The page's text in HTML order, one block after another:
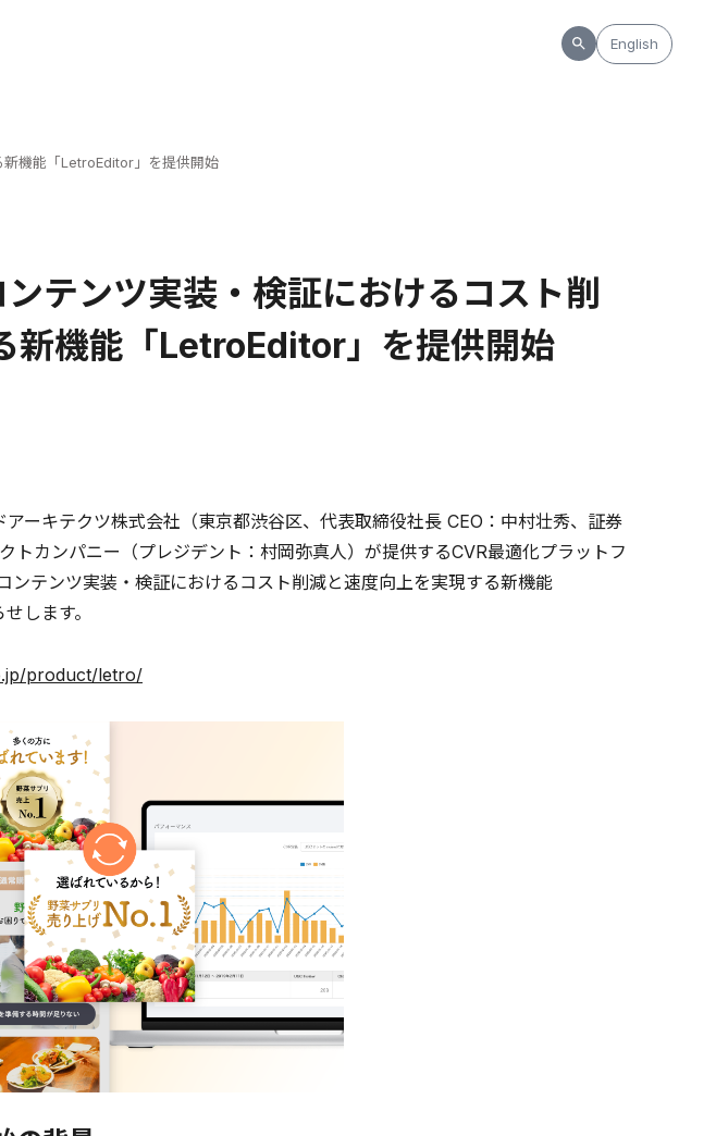
English
機能「LetroEditor」を提供開始
テンツ実装・検証におけるコスト削
新機能「LetroEditor」を提供開始
ーキテクツ株式会社（東京都渋谷区、代表取締役社長 CEO：中村壮秀、証券
トカンパニー（プレジデント：村岡弥真人）が提供するCVR最適化プラットフ
ンテンツ実装・検証におけるコスト削減と速度向上を実現する新機能
します。
product/letro/